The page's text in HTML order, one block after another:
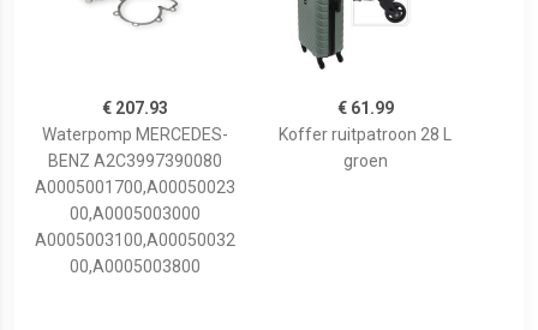
€ 207.93
Waterpomp MERCEDES-
BENZ A2C3997390080
A0005001700,A00050023
00,A0005003000
A0005003100,A00050032
00,A0005003800
€ 61.99
Koffer ruitpatroon 28 L
groen